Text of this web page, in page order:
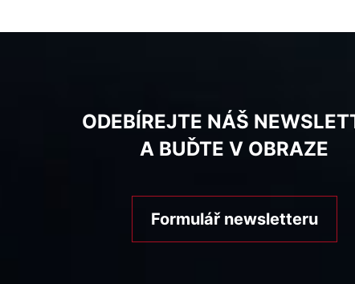
ODEBÍREJTE NÁŠ
A BUĎTE V OBRAZE
Formulář newsletteru